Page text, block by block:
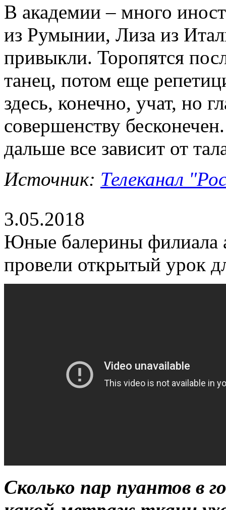
В академии ‒ много
из Румынии, Лиза из
привыкли. Торопятся
танец, потом еще
здесь, конечно, учат, но
совершенству
дальше все зависит от
Источник: Телеканал
3.05.2018
Юные балерины филиала
провели открытый урок
Сколько пар пуантов в